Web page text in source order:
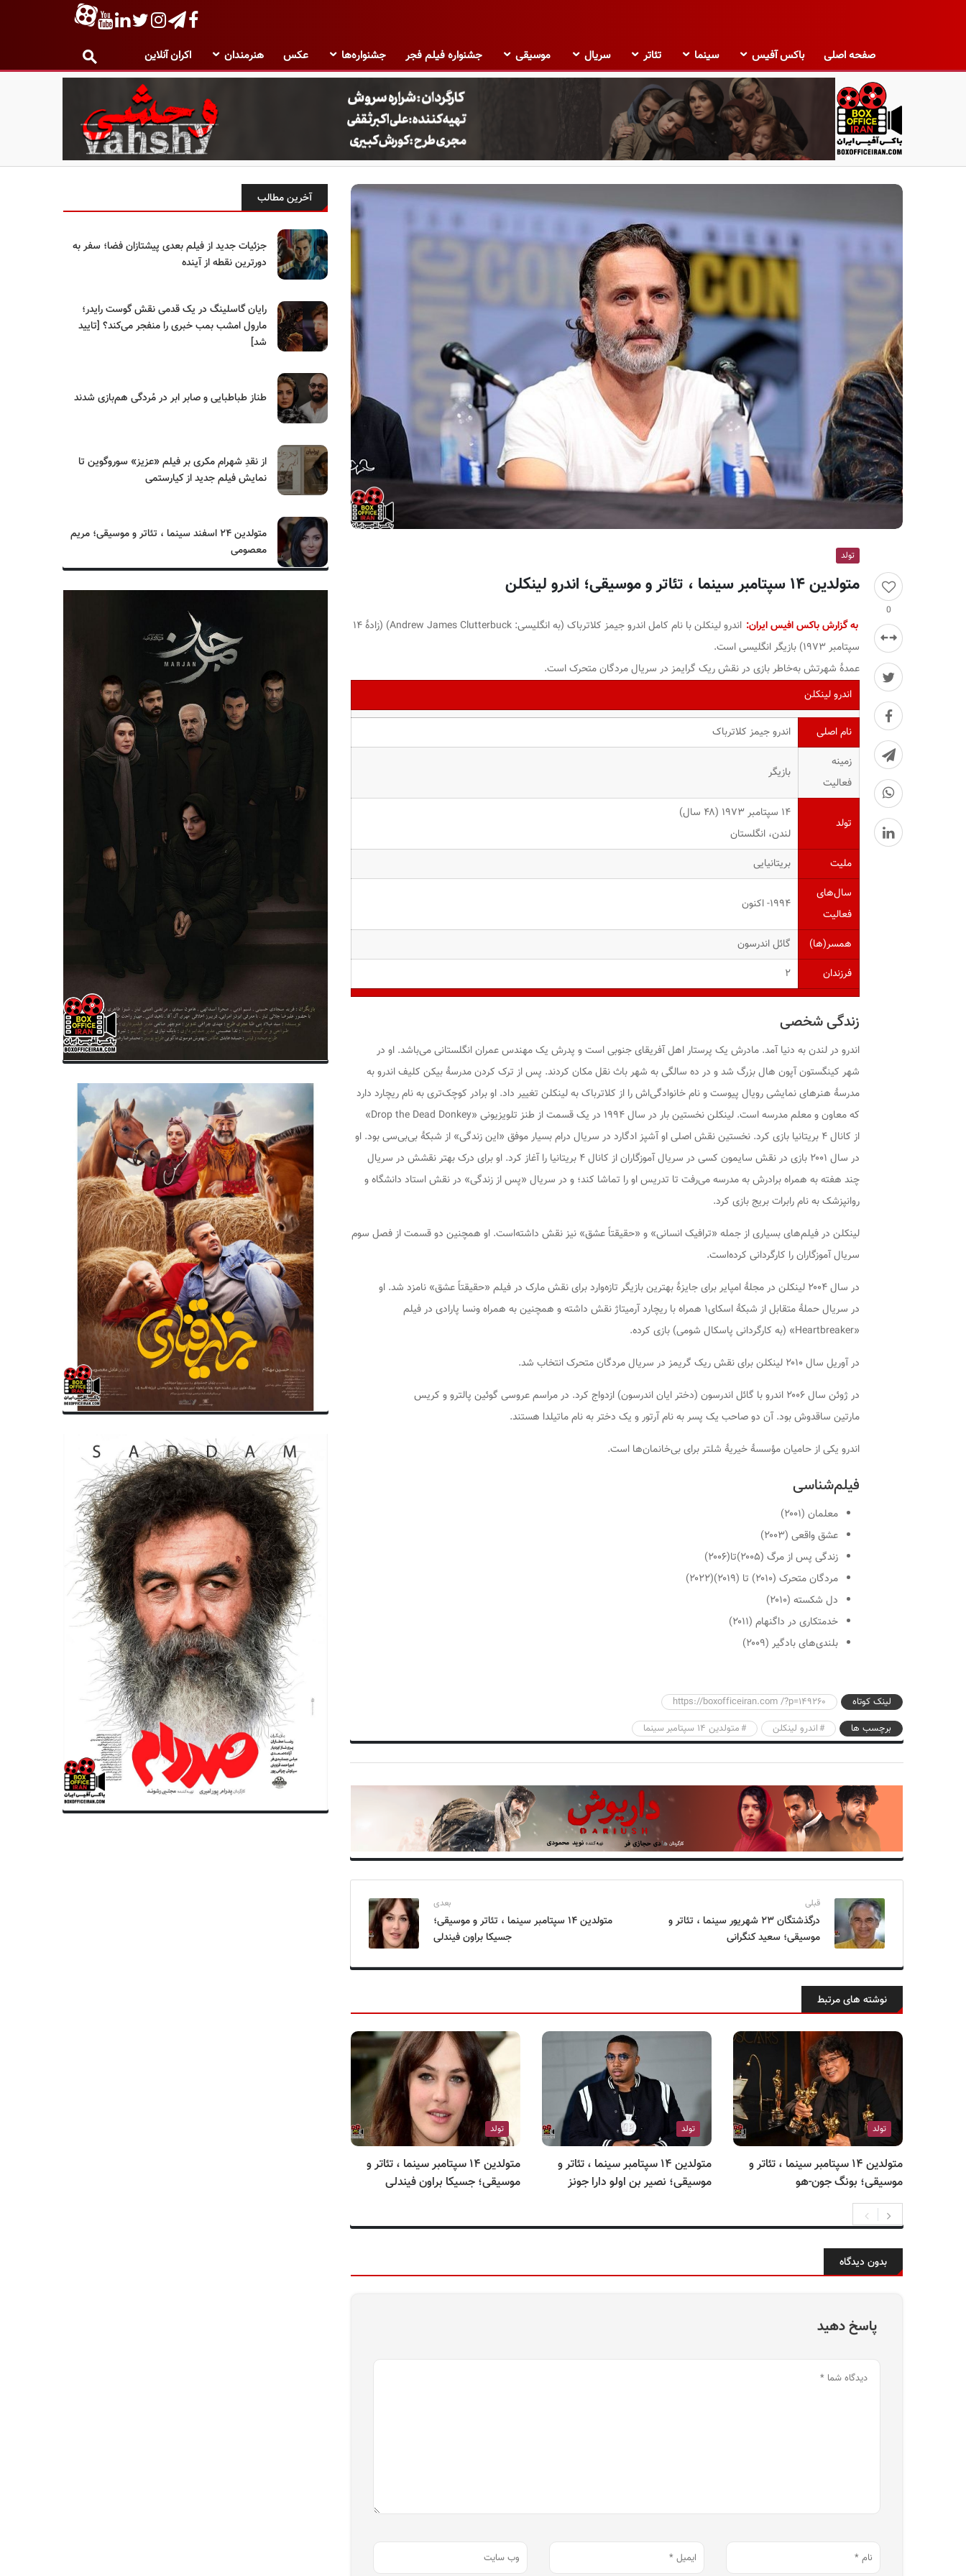
صفحه اصلی باکس آفیس سینما تئاتر سریال موسیقی جشنواره فیلم فجر جشنواره‌ها عکس هنرمندان اکران آنلاین
ب
ک
آ
ی
ر
ا
ن
0
تولد
متولدین ۱۴ سپتامبر سینما ، تئاتر و موسیقی؛ اندرو لینکلن
به گزارش باکس افیس ایران: اندرو لینکلن با نام کامل اندرو جیمز کلاترباک (به انگلیسی: Andrew James Clutterbuck
)‏ (زادهٔ ۱۴
سپتامبر ۱۹۷۳) بازیگر انگلیسی است.
عمدهٔ شهرتش به‌خاطر بازی در نقش ریک گرایمز در سریال مردگان متحرک است.
اندرو لینکلن
نام اصلی
اندرو جیمز کلاترباک
زمینه
فعالیت
بازیگر
تولد
۱۴ سپتامبر ۱۹۷۳ ‏(۴۸ سال)
لندن، انگلستان
ملیت
بریتانیایی
سال‌های
فعالیت
۱۹۹۴- اکنون
همسر(ها)
گائل اندرسون
فرزندان
۲
زندگی شخصی
اندرو در لندن به دنیا آمد. مادرش یک پرستار اهل آفریقای جنوبی است و پدرش یک مهندس عمران انگلستانی می‌باشد. او در
شهر کینگستون آپون هال بزرگ شد و در ده سالگی به شهر باث نقل مکان کردند. پس از ترک کردن مدرسهٔ بیکن کلیف اندرو به
مدرسهٔ هنرهای نمایشی رویال پیوست و نام خانوادگی‌اش را از کلاترباک به لینکلن تغییر داد. او برادر کوچک‌تری به نام ریچارد دارد
که معاون و معلم مدرسه است. لینکلن نخستین بار در سال ۱۹۹۴ در یک قسمت از طنز تلویزیونی «Drop the Dead Donkey»
از کانال ۴ بریتانیا بازی کرد. نخستین نقش اصلی او آشپز ادگارد در سریال درام بسیار موفق «این زندگی» از شبکهٔ بی‌بی‌سی بود. او
در سال ۲۰۰۱ بازی در نقش سایمون کسی در سریال آموزگاران از کانال ۴ بریتانیا را آغاز کرد. او برای درک بهتر نقشش در سریال
چند هفته به همراه برادرش به مدرسه می‌رفت تا تدریس او را تماشا کند؛ و در سریال «پس از زندگی» در نقش استاد دانشگاه و
روانپزشک به نام رابرات بریج بازی کرد.
لینکلن در فیلم‌های بسیاری از جمله «ترافیک انسانی» و «حقیقتاً عشق» نیز نقش داشته‌است. او همچنین دو قسمت از فصل سوم
سریال آموزگاران را کارگردانی کرده‌است.
در سال ۲۰۰۴ لینکلن در مجلهٔ امپایر برای جایزهٔ بهترین بازیگر تازه‌وارد برای نقش مارک در فیلم «حقیقتاً عشق» نامزد شد. او
در سریال حملهٔ متقابل از شبکهٔ اسکای۱ همراه با ریچارد آرمیتاژ نقش داشته و همچنین به همراه ونسا پارادی در فیلم
«Heartbreaker» (به کارگردانی پاسکال شومی) بازی کرده.
در آوریل سال ۲۰۱۰ لینکلن برای نقش ریک گریمز در سریال مردگان متحرک انتخاب شد.
در ژوئن سال ۲۰۰۶ اندرو با گائل اندرسون (دختر ایان اندرسون) ازدواج کرد. در مراسم عروسی گوئین پالترو و کریس
مارتین ساقدوش بود. آن دو صاحب یک پسر به نام آرتور و یک دختر به نام ماتیلدا هستند.
اندرو یکی از حامیان مؤسسهٔ خیریهٔ شلتر برای بی‌خانمان‌ها است.
فیلم‌شناسی
معلمان (۲۰۰۱)
عشق واقعی (۲۰۰۳)
زندگی پس از مرگ (۲۰۰۵)تا(۲۰۰۶)
مردگان متحرک (۲۰۱۰) تا (۲۰۱۹)(۲۰۲۲)
دل شکسته (۲۰۱۰)
خدمتکاری در داگنهام (۲۰۱۱)
بلندی‌های بادگیر (۲۰۰۹)
لینک کوتاه
https://boxofficeiran.com /?p=149260
برچسب ها
اندرو لینکلن متولدین ۱۴ سپتامبر سینما
قبلی
درگذشتگان ۲۳ شهریور سینما ، تئاتر و
موسیقی؛ سعید کنگرانی
بعدی
متولدین ۱۴ سپتامبر سینما ، تئاتر و موسیقی؛
جسیکا براون فیندلی
نوشته های مرتبط
تولد
متولدین ۱۴ سپتامبر سینما ، تئاتر و
موسیقی؛ بونگ جون-هو
تولد
متولدین ۱۴ سپتامبر سینما ، تئاتر و
موسیقی؛ نصیر بن اولو دارا جونز
تولد
متولدین ۱۴ سپتامبر سینما ، تئاتر و
موسیقی؛ جسیکا براون فیندلی
بدون دیدگاه
پاسخ دهید
آخرین مطالب
جزئیات جدید از فیلم بعدی پیشتازان فضا؛ سفر به
دورترین نقطه از آینده
رایان گاسلینگ در یک قدمی نقش گوست رایدر؛
مارول امشب بمب خبری را منفجر می‌کند؟ [تایید
شد]
طناز طباطبایی و صابر ابر در مُردگی هم‌بازی شدند
از نقدِ شهرام مکری بر فیلم «عزیز» سوروگوین تا
نمایش فیلم جدید از کیارستمی
متولدین ۲۴ اسفند سینما ، تئاتر و موسیقی؛ مریم
معصومی